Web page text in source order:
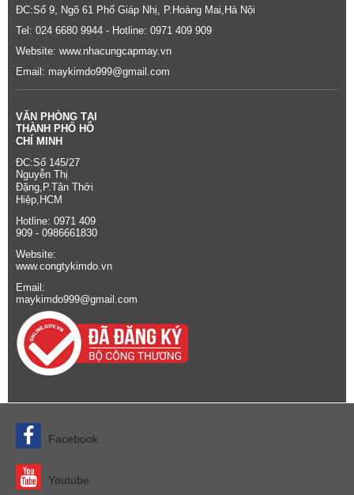
ĐC:Số 9, Ngõ 61 Phố Giáp Nhị, P.Hoàng Mai,Hà Nội
Tel: 024 6680 9944 - Hotline: 0971 409 909
Website: www.nhacungcapmay.vn
Email: maykimdo999@gmail.com
VĂN PHÒNG TẠI
THÀNH PHỐ HỒ
CHÍ MINH
ĐC:Số 145/27
Nguyễn Thị
Đặng,P.Tân Thới
Hiệp,HCM
Hotline: 0971 409
909 - 0986661830
Website:
www.congtykimdo.vn
Email:
maykimdo999@gmail.com
Facebook
Youtube